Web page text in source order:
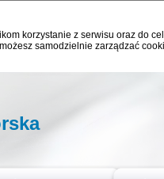
korzystanie z serwisu oraz do
samodzielnie zarządzać